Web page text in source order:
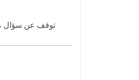
توقف عن سؤال